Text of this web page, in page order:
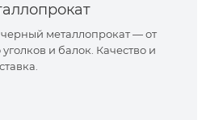
металлопрокат — от
уголков и балок. Качество и